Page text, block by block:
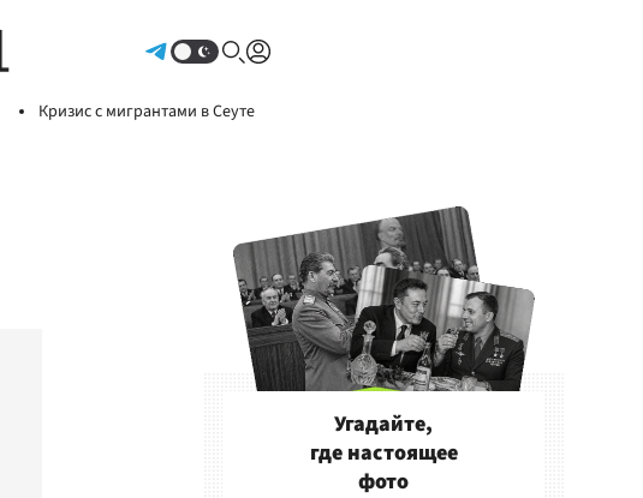
Кризис с мигрантами в Сеуте
Угадайте,
где настоящее
фото